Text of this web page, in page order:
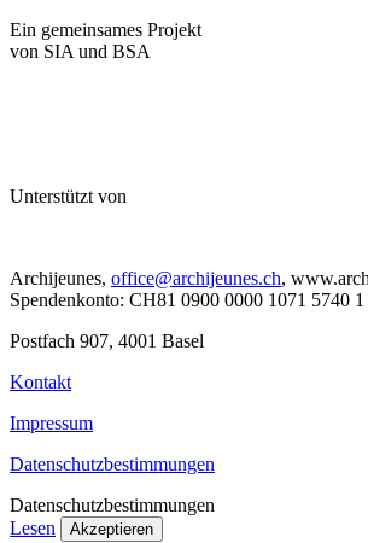
Ein gemeinsames Projekt
von SIA und BSA
Unterstützt von
Archijeunes, office@archijeunes.ch,
Spendenkonto: CH81 0900 0000 1071 5740 1
Postfach 907, 4001 Basel
Kontakt
Impressum
Datenschutzbestimmungen
Datenschutzbestimmungen
Lesen
Akzeptieren